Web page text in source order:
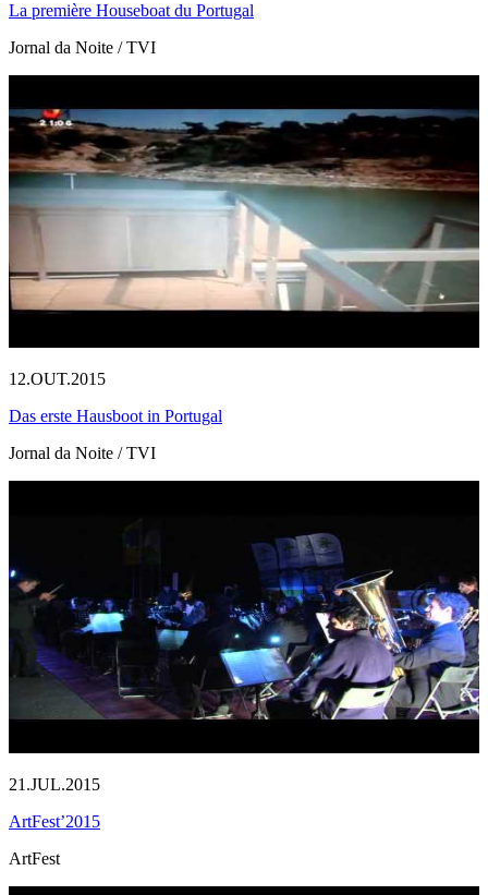
La première Houseboat du Portugal
Jornal da Noite / TVI
12.OUT.2015
Das erste Hausboot in Portugal
Jornal da Noite / TVI
21.JUL.2015
ArtFest’2015
ArtFest